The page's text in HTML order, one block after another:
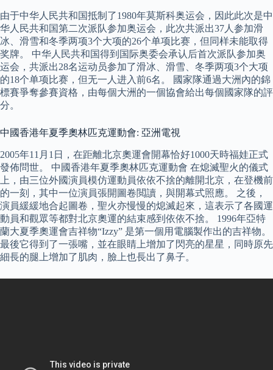
由于中华人民共和国抵制了1980年莫斯科奥运会，因此此次是中
华人民共和国第二次派队参加奥运会，此次共派出37人参加滑
冰、滑雪和冬季两项3个大项的26个单项比赛，但同样未能取得
奖牌。 中华人民共和国得到国际奥委会承认后首次派队参加奥
运会，共派出28名运动员参加了滑冰、滑雪、冬季两项3个大项
的18个单项比赛，但无一人进入前6名。 國家隊通過大洲內的錦
標賽爭奪參賽資格，由每個大洲的一個協會給出每個國家隊的評
分。
中國香港年夏季奧林匹克運動會: 亞洲電視
2005年11月1日，在距離北京奧運會開幕恰好1000天時福娃正式
發佈問世。 中國香港年夏季奧林匹克運動會 在熄滅聖火的儀式
上，由三位外國演員模仿運動員依依不捨的離開北京，在登機前
的一刻，其中一位演員張開圖卷閲讀，與開幕式照應。 之後，
演員緩緩地合起圖卷，聖火亦慢慢的熄滅起來，這表示了各國運
動員和觀眾等都對北京奧運的結束感到依依不捨。 1996年亞特
蘭大夏季奧運會吉祥物“Izzy” 是第一個用電腦製作出的吉祥物。
最後它得到了一張嘴，並在眼睛上增加了閃亮的星星，同時原先
細長的腿上增加了肌肉，臉上也長出了鼻子。